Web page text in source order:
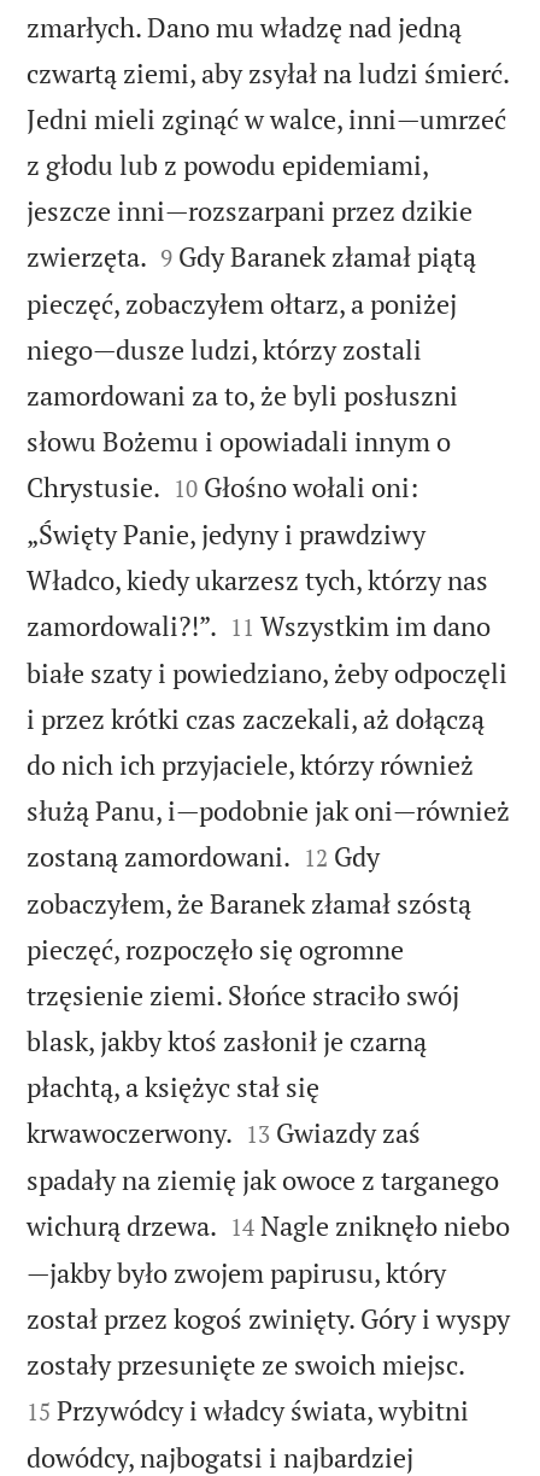
zmarłych. Dano mu władzę nad jedną
czwartą ziemi, aby zsyłał na ludzi śmierć.
Jedni mieli zginąć w walce, inni—umrzeć
z głodu lub z powodu epidemiami,
jeszcze inni—rozszarpani przez dzikie
zwierzęta. 

9 Gdy Baranek złamał piątą
pieczęć, zobaczyłem ołtarz, a poniżej
niego—dusze ludzi, którzy zostali
zamordowani za to, że byli posłuszni
słowu Bożemu i opowiadali innym o
Chrystusie. 

10 Głośno wołali oni:
„Święty Panie, jedyny i prawdziwy
Władco, kiedy ukarzesz tych, którzy nas
zamordowali?!”. 

11 Wszystkim im dano
białe szaty i powiedziano, żeby odpoczęli
i przez krótki czas zaczekali, aż dołączą
do nich ich przyjaciele, którzy również
służą Panu, i—podobnie jak oni—również
zostaną zamordowani. 

12 Gdy
zobaczyłem, że Baranek złamał szóstą
pieczęć, rozpoczęło się ogromne
trzęsienie ziemi. Słońce straciło swój
blask, jakby ktoś zasłonił je czarną
płachtą, a księżyc stał się
krwawoczerwony. 

13 Gwiazdy zaś
spadały na ziemię jak owoce z targanego
wichurą drzewa. 

14 Nagle zniknęło niebo
—jakby było zwojem papirusu, który
został przez kogoś zwinięty. Góry i wyspy
zostały przesunięte ze swoich miejsc.
15 Przywódcy i władcy świata, wybitni
dowódcy, najbogatsi i najbardziej